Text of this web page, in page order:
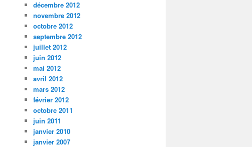
décembre 2012
novembre 2012
octobre 2012
septembre 2012
juillet 2012
juin 2012
mai 2012
avril 2012
mars 2012
février 2012
octobre 2011
juin 2011
janvier 2010
janvier 2007